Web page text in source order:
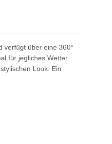
verfügt über eine 360°
für jegliches Wetter
Look. Ein